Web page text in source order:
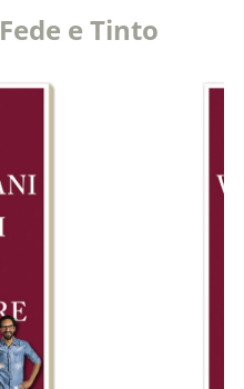
Fede e Tinto